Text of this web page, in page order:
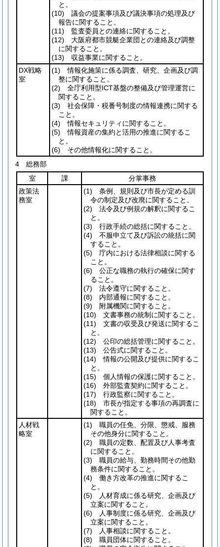
と。
(10) 議会の提案事項及び議決事項の処理及び
報告に関すること。
(11) 監査委員との連絡に関すること。
(12) 大阪府都市競艇企業団との連絡及び調整
に関すること。
(13) 収益事業に関すること。
DX戦略
室
(1) 情報化施策に係る調査、研究、企画及び調
整に関すること。
(2) 全庁利用型ICT基盤の整備及び管理運営に
関すること。
(3) 社会保障・税番号制度の情報連携に関する
こと。
(4) 情報セキュリティに関すること。
(5) 情報資産の集約と活用の推進に関するこ
と。
(6) その他情報化に関すること。
4 総務部
室
課
分掌事務
政策法
務室
(1) 条例、規則及び市長が定める訓
令の制定及び改廃に関すること。
(2) 法令及び例規の解釈に関するこ
と。
(3) 行政手続の総括に関すること。
(4) 不服申立て及び訴訟の統括に関
すること。
(5) 庁内における法律相談に関する
こと。
(6) 公正な職務の執行の確保に関す
ること。
(7) 法令遵守に関すること。
(8) 内部通報に関すること。
(9) 附属機関に関すること。
(10) 文書事務の統制に関すること。
(11) 文書の収受及び発送に関するこ
と。
(12) 公印の総括管理に関すること。
(13) 公告式に関すること。
(14) 情報の公開及び提供に関するこ
と。
(15) 個人情報の保護に関すること。
(16) 外部監査契約に関すること。
(17) 行政監察に関すること。
(18) 市長が指定する事項の再調査に
関すること。
人材戦
略室
(1) 職員の任免、分限、懲戒、服務
その他身分に関すること。
(2) 職員の定数、配置及び人事考査
に関すること。
(3) 職員の給与、勤務時間その他勤
務条件に関すること。
(4) 働き方改革の推進に関するこ
と。
(5) 人材育成に係る研究、企画及び
立案に関すること。
(6) 人事制度に係る研究、企画及び
立案に関すること。
(7) 人事相談に関すること。
(8) 職員団体に関すること。